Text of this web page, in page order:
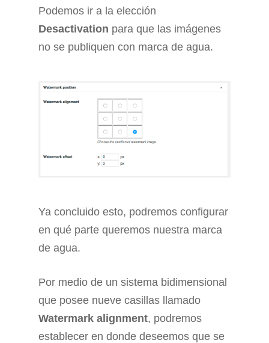
Podemos ir a la elección
Desactivation para que las imágenes
no se publiquen con marca de agua.
Ya concluido esto, podremos configurar
en qué parte queremos nuestra marca
de agua.
Por medio de un sistema bidimensional
que posee nueve casillas llamado
Watermark alignment, podremos
establecer en donde deseemos que se